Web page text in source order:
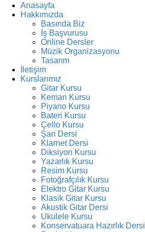
Anasayfa
Hakkımızda
Basında Biz
İş Başvurusu
Online Dersler
Müzik Organizasyonu
Tasarım
İletişim
Kurslarımız
Gitar Kursu
Keman Kursu
Piyano Kursu
Bateri Kursu
Çello Kursu
Şan Dersi
Klarnet Dersi
Diksiyon Kursu
Yazarlık Kursu
Resim Kursu
Fotoğrafçılık Kursu
Elektro Gitar Kursu
Klasik Gitar Kursu
Akustik Gitar Dersi
Ukulele Kursu
Konservatuara Hazırlık Dersi